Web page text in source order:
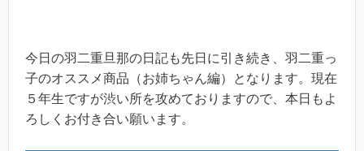
今日の羽二重旦那の日記も先日に引き続き、羽二重っ
子のオススメ商品（お姉ちゃん編）となります。現在
５年生ですが渋い所を攻めておりますので、本日もよ
ろしくお付き合い願います。